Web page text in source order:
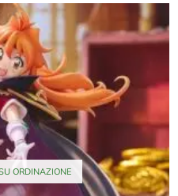
ORDINAZIONE